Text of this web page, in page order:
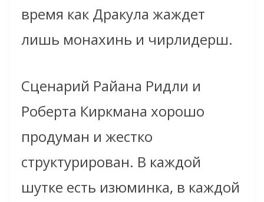
время как Дракула жаждет
лишь монахинь и чирлидерш.
Сценарий Райана Ридли и
Роберта Киркмана хорошо
продуман и жестко
структурирован. В каждой
шутке есть изюминка, в каждой